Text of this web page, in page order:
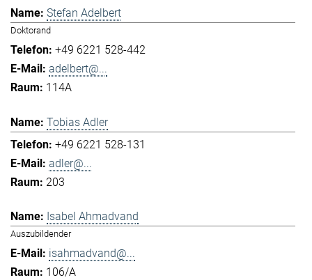
Stefan Adelbert
Doktorand
+49 6221 528-442
adelbert@...
114A
Tobias Adler
+49 6221 528-131
adler@...
203
Isabel Ahmadvand
Auszubildender
isahmadvand@...
106/A